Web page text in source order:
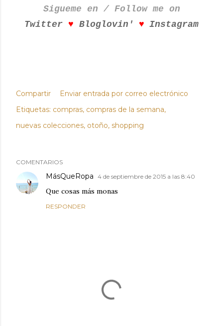
Sigueme en / Follow me on
Twitter ♥ Bloglovin' ♥ Instagram
Compartir
Enviar entrada por correo electrónico
Etiquetas: compras compras de la semana
nuevas colecciones otoño shopping
COMENTARIOS
MásQueRopa 4 de septiembre de 2015 a las 8:40
Que cosas más monas
RESPONDER